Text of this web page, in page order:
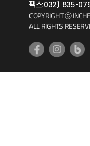
기초교육원
팩스:032) 835-
COPYRIGHT ⓒ
ALL RIGHTS